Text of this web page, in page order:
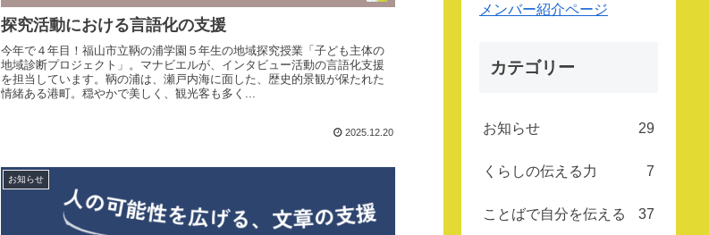
探究活動における言語化の支援
今年で４年目！福山市立鞆の浦学園５年生の地域探究授業「子ども主体の
地域診断プロジェクト」。マナビエルが、インタビュー活動の言語化支援
を担当しています。鞆の浦は、瀬戸内海に面した、歴史的景観が保たれた
情緒ある港町。穏やかで美しく、観光客も多く...
2025.12.20
お知らせ
す・聴
です。マ
ナビエル
ことで、
一人ひと
メンバー紹介ページ
カテゴリー
お知らせ 29
くらしの伝える力 7
ことばで自分を伝える 37